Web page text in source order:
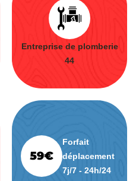
Entreprise de plomberie
44
Forfait
déplacement
7j/7 - 24h/24